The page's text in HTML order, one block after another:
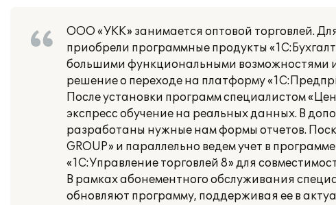
ООО «УКК» занимается оптовой торговлей.
приобрели программные продукты
большими функциональными возможностями
решение о переходе на платформу
После установки программ специалистом
экспресс обучение на реальных данных. В
разработаны нужные нам формы отчетов.
GROUP» и параллельно ведем учет в
«1С:Управление торговлей 8» для
В рамках абонементного обслуживания
обновляют программу, поддерживая ее в